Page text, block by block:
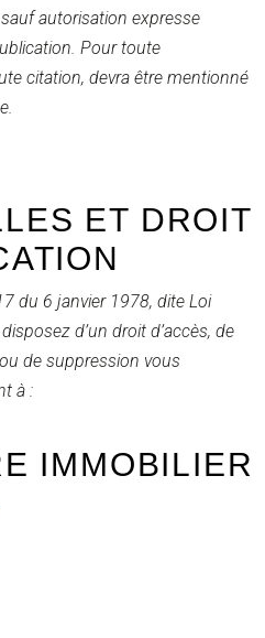
autorisation expresse
Pour toute
citation, devra être mentionné
ET DROIT
du 6 janvier 1978, dite Loi
d’un droit d’accès, de
de suppression vous
à :
IMMOBILIER